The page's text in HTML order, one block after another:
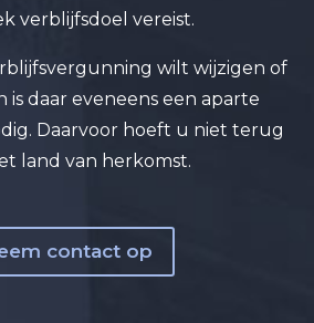
verblijfsdoel vereist.
wilt wijzigen of
is daar eveneens een aparte
Daarvoor hoeft u niet terug
land van herkomst.
contact op